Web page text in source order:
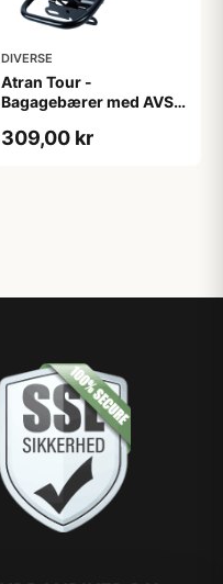
DIVERSE
Atran Tour -
Bagagebærer med AVS -
309,00 kr